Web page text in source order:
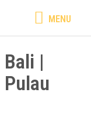
MENU
MENU
|